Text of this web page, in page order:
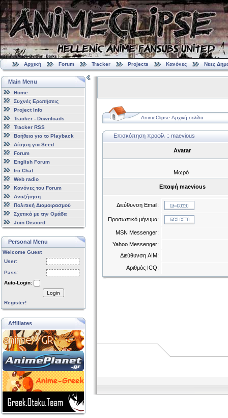
Αρχική Forum Tracker Projects Κανόνες Νέες
Main Menu
Home
Συχνές Ερωτήσεις
Project Info
Tracker - Downloads
Tracker RSS
Βοήθεια για το Playback
Αίτηση για Seed
Forum
English Forum
Irc Chat
Web radio
Κανόνες του Forum
Αναζήτηση
Πολιτική Διαμοιρασμού
Σχετικά με την Ομάδα
Join Discord
Personal Menu
Welcome Guest
User:
Pass:
Auto-Login:
Login
Register!
Affiliates
AnimeClipse Αρχική σελίδα
Επισκόπηση προφίλ :: maevious
Avatar
Μωρό
Επαφή maevious
Διεύθυνση Email:
Προσωπικό μήνυμα:
MSN Messenger:
Yahoo Messenger:
Διεύθυνση AIM:
Αριθμός ICQ: